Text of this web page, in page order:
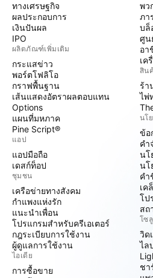
ทางเศรษฐกิจ
ผลประกอบการ
เงินปันผล
IPO
ผลิตภัณฑ์เพิ่มเติม
กระแสข่าว
พอร์ตโฟลิโอ
กราฟพื้นฐาน
เส้นแสดงอัตราผลตอบแทน
Options
แผนที่มหภาค
Pine Script®
แอป
แอปมือถือ
เดสก์ท็อป
ชุมชน
เครือข่ายทางสังคม
กำแพงแห่งรัก
แนะนำเพื่อน
โปรแกรมสำหรับครีเอเตอร์
กฎระเบียบการใช้งาน
ผู้ดูแลการใช้งาน
ไอเดีย
การซื้อขาย
พว
ภา
บล็
ศูน
อา
เค
สิน
ร้า
ไพ่
นโ
ข้อ
คำ
นโ
นโ
คำ
เค
โป
สถ
โซ
วิด
ไล
ชา